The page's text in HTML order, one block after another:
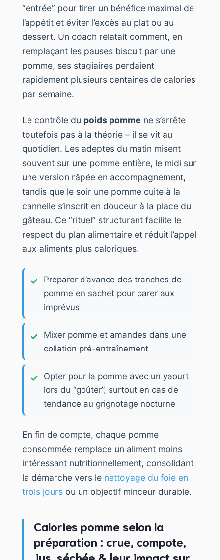
“entrée” pour tirer un bénéfice maximal de
l’appétit et éviter l’excès au plat ou au
dessert. Un coach relatait comment, en
remplaçant les pauses biscuit par une
pomme, ses stagiaires perdaient
rapidement plusieurs centaines de calories
par semaine.
Le contrôle du poids pomme ne s’arrête
toutefois pas à la théorie – il se vit au
quotidien. Les adeptes du matin misent
souvent sur une pomme entière, le midi sur
une version râpée en accompagnement,
tandis que le soir une pomme cuite à la
cannelle s’inscrit en douceur à la place du
gâteau. Ce “rituel” structurant facilite le
respect du plan alimentaire et réduit l’appel
aux aliments plus caloriques.
Préparer d’avance des tranches de
pomme en sachet pour parer aux
imprévus
Mixer pomme et amandes dans une
collation pré-entraînement
Opter pour la pomme avec un yaourt
lors du “goûter”, surtout en cas de
tendance au grignotage nocturne
En fin de compte, chaque pomme
consommée remplace un aliment moins
intéressant nutritionnellement, consolidant
la démarche vers le nettoyage du foie en
trois jours ou un objectif minceur durable.
Calories pomme selon la
préparation : crue, compote,
jus, séchée & leur impact sur